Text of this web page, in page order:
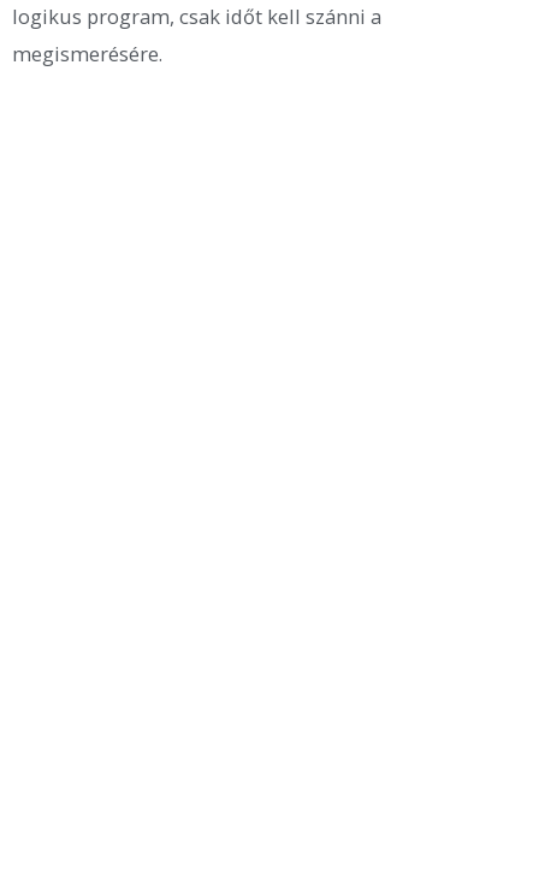
logikus program, csak időt kell szánni a
megismerésére.